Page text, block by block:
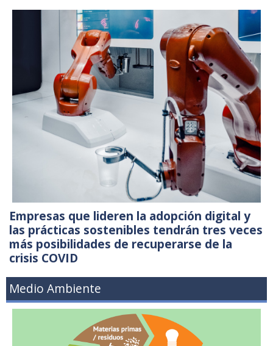
Empresas que lideren la adopción digital y
las prácticas sostenibles tendrán tres veces
más posibilidades de recuperarse de la
crisis COVID
Medio Ambiente